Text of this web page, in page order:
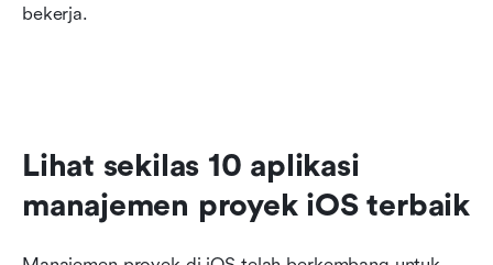
bekerja.
Lihat sekilas 10 aplikasi
manajemen proyek iOS terbaik